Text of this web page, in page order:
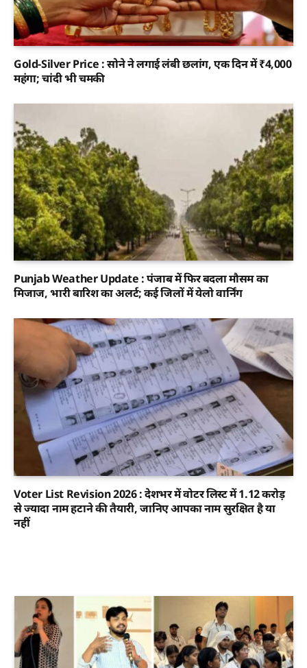
Gold-Silver Price : सोने ने लगाई लंबी छलांग, एक दिन में ₹4,000
महंगा; चांदी भी चमकी
Punjab Weather Update : पंजाब में फिर बदला मौसम का
मिजाज, भारी बारिश का अलर्ट; कई जिलों में येलो वार्निंग
Voter List Revision 2026 : देशभर में वोटर लिस्ट में 1.12 करोड़
से ज्यादा नाम हटाने की तैयारी, जानिए आपका नाम सुरक्षित है या
नहीं